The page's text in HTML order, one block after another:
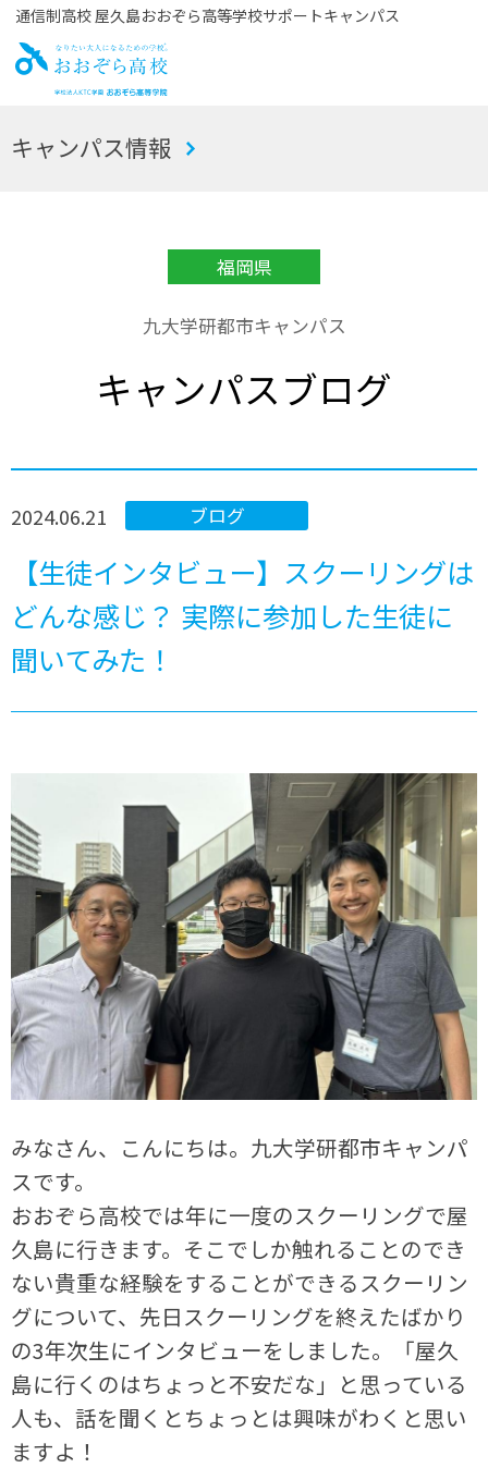
通信制高校 屋久島おおぞら高等学校サポートキャンパス
お
キャンパス情報
福岡県
九大学研都市キャンパス
キャンパスブログ
ブログ
2024.06.21
【生徒インタビュー】スクーリングは
どんな感じ？ 実際に参加した生徒に
聞いてみた！
みなさん、こんにちは。九大学研都市キャンパ
スです。
おおぞら高校では年に一度のスクーリングで屋
久島に行きます。そこでしか触れることのでき
ない貴重な経験をすることができるスクーリン
グについて、先日スクーリングを終えたばかり
の3年次生にインタビューをしました。「屋久
島に行くのはちょっと不安だな」と思っている
人も、話を聞くとちょっとは興味がわくと思い
ますよ！